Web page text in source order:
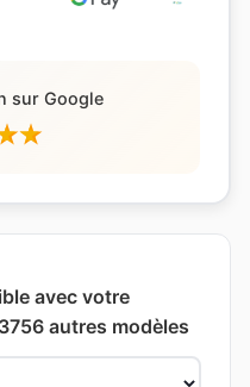
sur Google
avec votre
autres modèles